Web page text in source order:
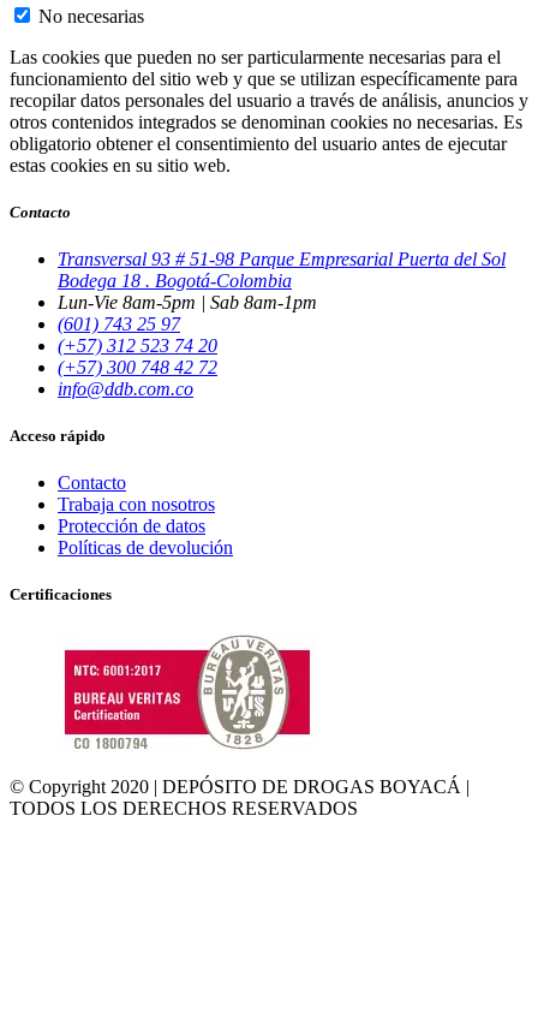
No necesarias
Las cookies que pueden no ser particularmente necesarias para el
funcionamiento del sitio web y que se utilizan específicamente para
recopilar datos personales del usuario a través de análisis, anuncios y
otros contenidos integrados se denominan cookies no necesarias. Es
obligatorio obtener el consentimiento del usuario antes de ejecutar
estas cookies en su sitio web.
Contacto
Transversal 93 # 51-98 Parque Empresarial Puerta del Sol
Bodega 18 . Bogotá-Colombia
Lun-Vie 8am-5pm | Sab 8am-1pm
(601) 743 25 97
(+57) 312 523 74 20
(+57) 300 748 42 72
info@ddb.com.co
Acceso rápido
Contacto
Trabaja con nosotros
Protección de datos
Políticas de devolución
Certificaciones
© Copyright 2020 | DEPÓSITO DE DROGAS BOYACÁ |
TODOS LOS DERECHOS RESERVADOS